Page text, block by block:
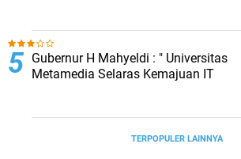
Gubernur H Mahyeldi : " Universitas
Metamedia Selaras Kemajuan IT
TERPOPULER LAINNYA